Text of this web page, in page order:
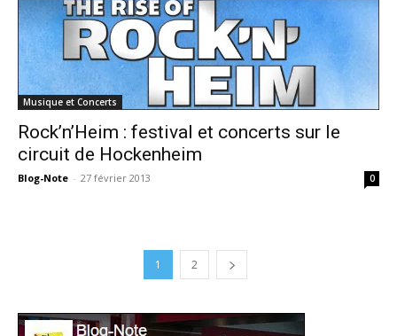
Musique et Concerts
Rock’n’Heim : festival et concerts sur le
circuit de Hockenheim
Blog-Note - 27 février 2013 0
1 2